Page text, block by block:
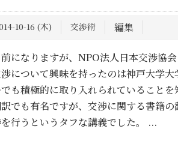
10-16 (木) 交渉術 編集
になりますが、NPO法人日本交渉協
について興味を持ったのは神戸大学
も積極的に取り入れられていること
でも有名ですが、交渉に関する書籍
行うというタフな講義でした。 ...